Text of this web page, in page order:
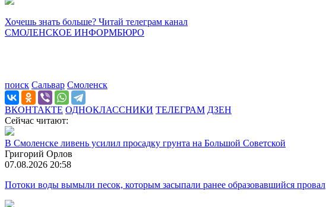
Хочешь знать больше? Читай телеграм канал
СМОЛЕНСКОЕ ИНФОРМБЮРО
поиск Сальвар Смоленск
ВКОНТАКТЕ ОДНОКЛАССНИКИ ТЕЛЕГРАМ ДЗЕН
Сейчас читают:
В Смоленске ливень усилил просадку грунта на Большой Советской
Григорий Орлов
07.08.2026 20:58
Потоки воды вымыли песок, которым засыпали ранее образовавшийся провал